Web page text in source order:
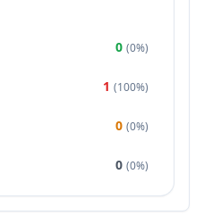
0 (0%)
1 (100%)
0 (0%)
0 (0%)